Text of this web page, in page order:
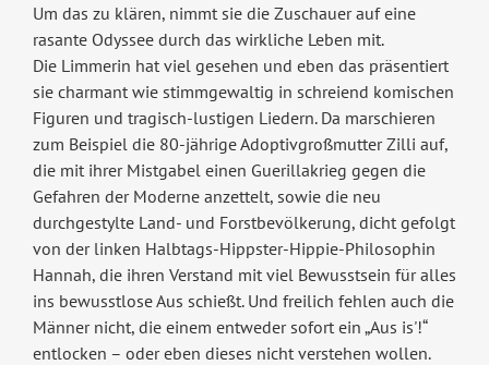
Um das zu klären, nimmt sie die Zuschauer auf eine
rasante Odyssee durch das wirkliche Leben mit.
Die Limmerin hat viel gesehen und eben das präsentiert
sie charmant wie stimmgewaltig in schreiend komischen
Figuren und tragisch-lustigen Liedern. Da marschieren
zum Beispiel die 80-jährige Adoptivgroßmutter Zilli auf,
die mit ihrer Mistgabel einen Guerillakrieg gegen die
Gefahren der Moderne anzettelt, sowie die neu
durchgestylte Land- und Forstbevölkerung, dicht gefolgt
von der linken Halbtags-Hippster-Hippie-Philosophin
Hannah, die ihren Verstand mit viel Bewusstsein für alles
ins bewusstlose Aus schießt. Und freilich fehlen auch die
Männer nicht, die einem entweder sofort ein „Aus is'!“
entlocken – oder eben dieses nicht verstehen wollen.